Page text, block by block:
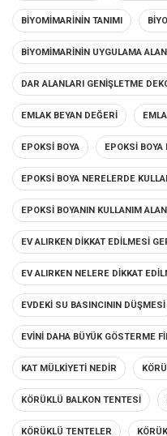
BIYOMIMARININ TANIMI
BIYOMIMARININ UYGULAMA
DAR ALANLARI GENIŞLETME
EMLAK BEYAN DEĞERI
EPOKSI BOYA EPOKSI BOYA
EPOKSI BOYA NERELERDE
EPOKSI BOYANIN KULLANIM
EV ALIRKEN DIKKAT EDILMESI
EV ALIRKEN NELERE DIKKAT
EVDEKI SU BASINCININ DÜŞMESI
EVINI DAHA BÜYÜK GÖSTERME
KAT MÜLKIYETI NEDIR
KÖRÜKLÜ BALKON TENTESI
KÖRÜKLÜ TENTELER